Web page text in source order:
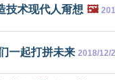
技术现代人甭想 🖼️
一起打拼未来 2018/12/